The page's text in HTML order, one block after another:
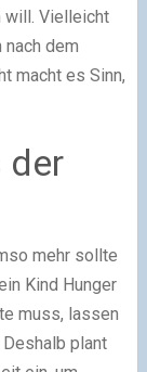
will. Vielleicht
nach dem
macht es Sinn,
der
mehr sollte
Kind Hunger
muss, lassen
plant